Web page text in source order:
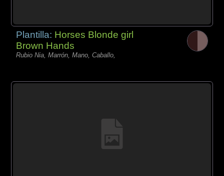
Plantilla: Horses Blonde girl
Brown Hands
Rubio Nia, Marrón, Mano, Caballo,